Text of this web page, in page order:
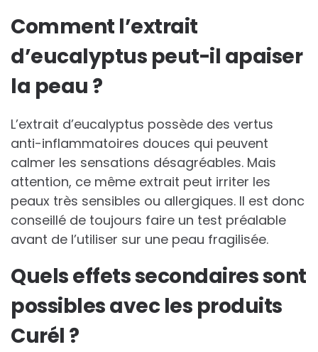
Comment l’extrait
d’eucalyptus peut-il apaiser
la peau ?
L’extrait d’eucalyptus possède des vertus
anti-inflammatoires douces qui peuvent
calmer les sensations désagréables. Mais
attention, ce même extrait peut irriter les
peaux très sensibles ou allergiques. Il est donc
conseillé de toujours faire un test préalable
avant de l’utiliser sur une peau fragilisée.
Quels effets secondaires sont
possibles avec les produits
Curél ?